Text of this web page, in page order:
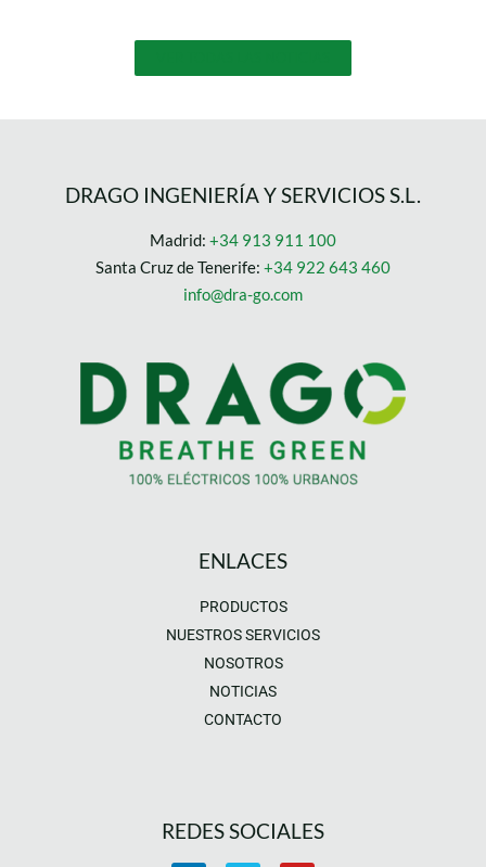
DRAGO INGENIERÍA Y SERVICIOS S.L.
Madrid: +34 913 911 100
Santa Cruz de Tenerife: +34 922 643 460
info@dra-go.com
ENLACES
PRODUCTOS
NUESTROS SERVICIOS
NOSOTROS
NOTICIAS
CONTACTO
REDES SOCIALES